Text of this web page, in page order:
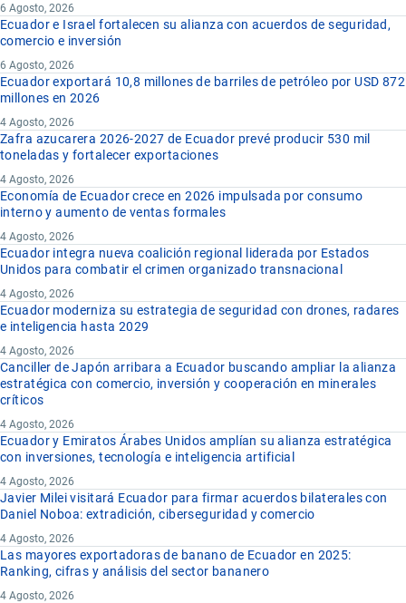
6 Agosto, 2026
Ecuador e Israel fortalecen su alianza con acuerdos de seguridad,
comercio e inversión
6 Agosto, 2026
Ecuador exportará 10,8 millones de barriles de petróleo por USD 872
millones en 2026
4 Agosto, 2026
Zafra azucarera 2026-2027 de Ecuador prevé producir 530 mil
toneladas y fortalecer exportaciones
4 Agosto, 2026
Economía de Ecuador crece en 2026 impulsada por consumo
interno y aumento de ventas formales
4 Agosto, 2026
Ecuador integra nueva coalición regional liderada por Estados
Unidos para combatir el crimen organizado transnacional
4 Agosto, 2026
Ecuador moderniza su estrategia de seguridad con drones, radares
e inteligencia hasta 2029
4 Agosto, 2026
Canciller de Japón arribara a Ecuador buscando ampliar la alianza
estratégica con comercio, inversión y cooperación en minerales
críticos
4 Agosto, 2026
Ecuador y Emiratos Árabes Unidos amplían su alianza estratégica
con inversiones, tecnología e inteligencia artificial
4 Agosto, 2026
Javier Milei visitará Ecuador para firmar acuerdos bilaterales con
Daniel Noboa: extradición, ciberseguridad y comercio
4 Agosto, 2026
Las mayores exportadoras de banano de Ecuador en 2025:
Ranking, cifras y análisis del sector bananero
4 Agosto, 2026